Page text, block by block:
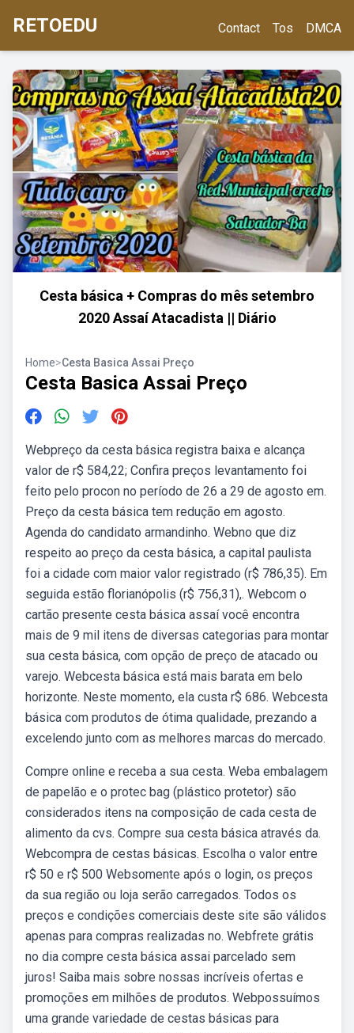
RETOEDU Contact Tos DMCA
Cesta básica + Compras do mês setembro
2020 Assaí Atacadista || Diário
Home>Cesta Basica Assai Preço
Cesta Basica Assai Preço
Webpreço da cesta básica registra baixa e alcança
valor de r$ 584,22; Confira preços levantamento foi
feito pelo procon no período de 26 a 29 de agosto em.
Preço da cesta básica tem redução em agosto.
Agenda do candidato armandinho. Webno que diz
respeito ao preço da cesta básica, a capital paulista
foi a cidade com maior valor registrado (r$ 786,35). Em
seguida estão florianópolis (r$ 756,31),. Webcom o
cartão presente cesta básica assaí você encontra
mais de 9 mil itens de diversas categorias para montar
sua cesta básica, com opção de preço de atacado ou
varejo. Webcesta básica está mais barata em belo
horizonte. Neste momento, ela custa r$ 686. Webcesta
básica com produtos de ótima qualidade, prezando a
excelendo junto com as melhores marcas do mercado.
Compre online e receba a sua cesta. Weba embalagem
de papelão e o protec bag (plástico protetor) são
considerados itens na composição de cada cesta de
alimento da cvs. Compre sua cesta básica através da.
Webcompra de cestas básicas. Escolha o valor entre
r$ 50 e r$ 500 Websomente após o login, os preços
da sua região ou loja serão carregados. Todos os
preços e condições comerciais deste site são válidos
apenas para compras realizadas no. Webfrete grátis
no dia compre cesta básica assai parcelado sem
juros! Saiba mais sobre nossas incríveis ofertas e
promoções em milhões de produtos. Webpossuímos
uma grande variedade de cestas básicas para